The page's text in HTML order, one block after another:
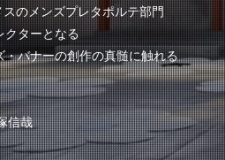
のメンズプレタポルテ部門
クターとなる
・バナーの創作の真髄に触れる
信哉